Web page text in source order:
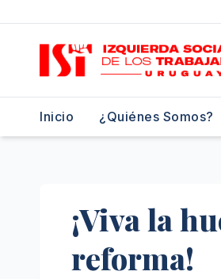
contenido
Inicio ¿Quiénes Somos?
¡Viva la
reforma!